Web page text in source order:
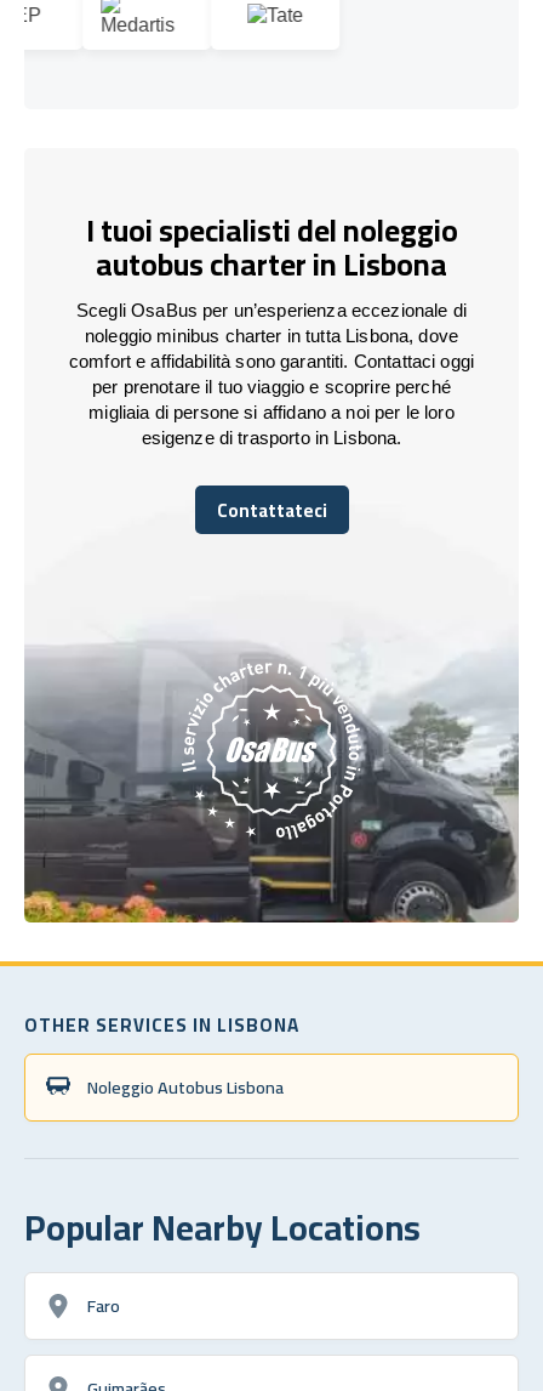
I tuoi specialisti del noleggio
autobus charter in Lisbona
Scegli OsaBus per un’esperienza eccezionale di
noleggio minibus charter in tutta Lisbona, dove
comfort e affidabilità sono garantiti. Contattaci oggi
per prenotare il tuo viaggio e scoprire perché
migliaia di persone si affidano a noi per le loro
esigenze di trasporto in Lisbona.
Contattateci
Contattateci
OTHER SERVICES IN LISBONA
Noleggio Autobus Lisbona
Popular Nearby Locations
Faro